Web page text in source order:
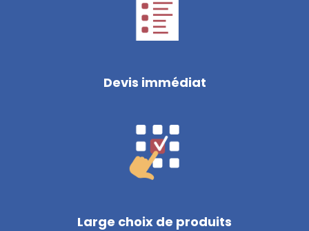
Devis immédiat
Large choix de produits